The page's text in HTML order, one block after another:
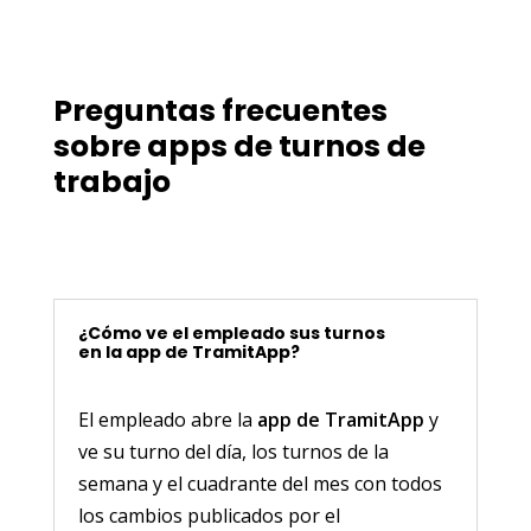
Preguntas frecuentes
sobre apps de turnos de
trabajo
¿Cómo ve el empleado sus turnos
en la app de TramitApp?
El empleado abre la app de TramitApp y
ve su turno del día, los turnos de la
semana y el cuadrante del mes con todos
los cambios publicados por el